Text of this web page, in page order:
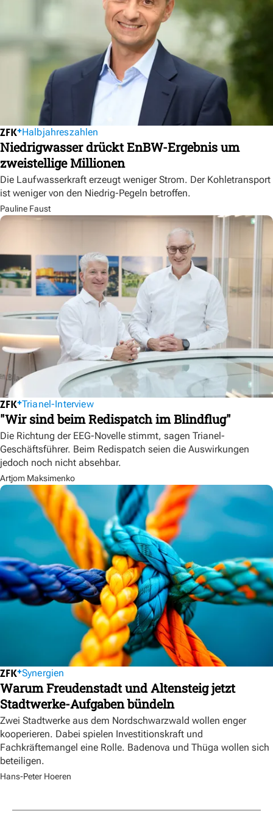
Halbjahreszahlen
Niedrigwasser drückt EnBW-Ergebnis um
zweistellige Millionen
Die Laufwasserkraft erzeugt weniger Strom. Der Kohletransport
ist weniger von den Niedrig-Pegeln betroffen.
Pauline Faust
Trianel-Interview
"Wir sind beim Redispatch im Blindflug"
Die Richtung der EEG-Novelle stimmt, sagen Trianel-
Geschäftsführer. Beim Redispatch seien die Auswirkungen
jedoch noch nicht absehbar.
Artjom Maksimenko
Synergien
Warum Freudenstadt und Altensteig jetzt
Stadtwerke-Aufgaben bündeln
Zwei Stadtwerke aus dem Nordschwarzwald wollen enger
kooperieren. Dabei spielen Investitionskraft und
Fachkräftemangel eine Rolle. Badenova und Thüga wollen sich
beteiligen.
Hans-Peter Hoeren